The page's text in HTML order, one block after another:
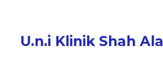
U.n.i Klinik Shah